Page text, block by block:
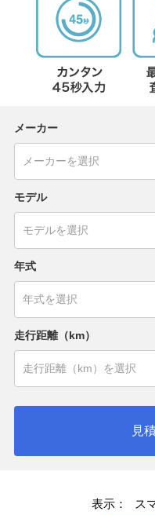
メーカー
モデル
年式
走行距離（km）
見
表示： ス